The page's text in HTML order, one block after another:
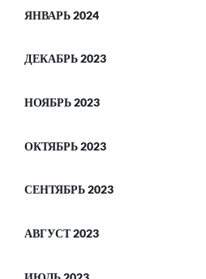
ЯНВАРЬ 2024
ДЕКАБРЬ 2023
НОЯБРЬ 2023
ОКТЯБРЬ 2023
СЕНТЯБРЬ 2023
АВГУСТ 2023